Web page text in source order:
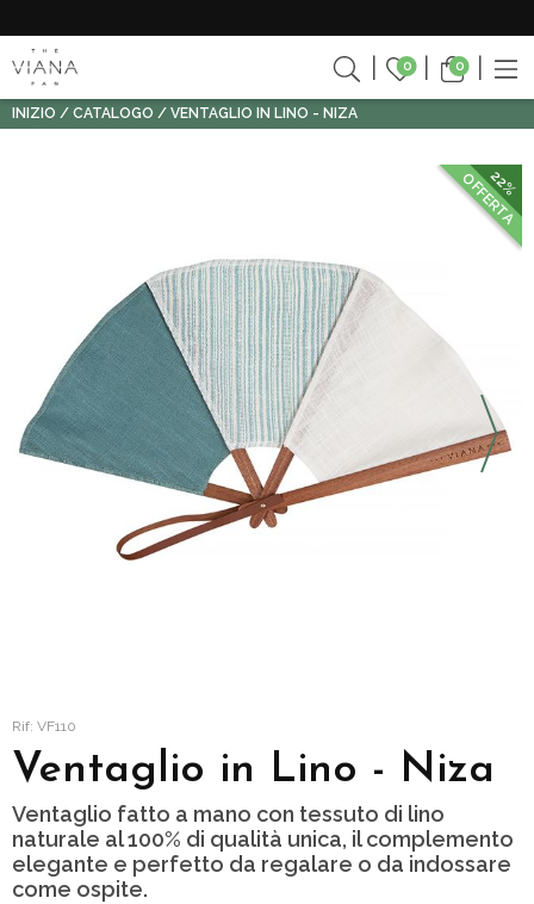
0 0
INIZIO CATALOGO VENTAGLIO IN LINO - NIZA
22%
OFFERTA
Rif: VF110
Ventaglio in Lino - Niza
Ventaglio fatto a mano con tessuto di lino
naturale al 100% di qualità unica, il complemento
elegante e perfetto da regalare o da indossare
come ospite.